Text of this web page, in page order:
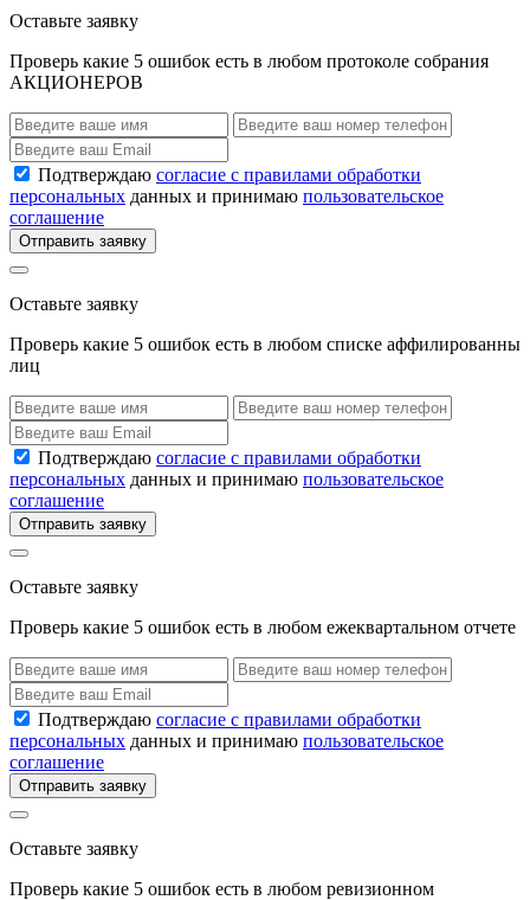
Оставьте заявку
Проверь какие 5 ошибок есть в любом протоколе собрания
АКЦИОНЕРОВ
Подтверждаю согласие с правилами обработки
персональных данных и принимаю пользовательское
соглашение
Отправить заявку
Оставьте заявку
Проверь какие 5 ошибок есть в любом списке аффилированны
лиц
Подтверждаю согласие с правилами обработки
персональных данных и принимаю пользовательское
соглашение
Отправить заявку
Оставьте заявку
Проверь какие 5 ошибок есть в любом ежеквартальном отчете
Подтверждаю согласие с правилами обработки
персональных данных и принимаю пользовательское
соглашение
Отправить заявку
Оставьте заявку
Проверь какие 5 ошибок есть в любом ревизионном